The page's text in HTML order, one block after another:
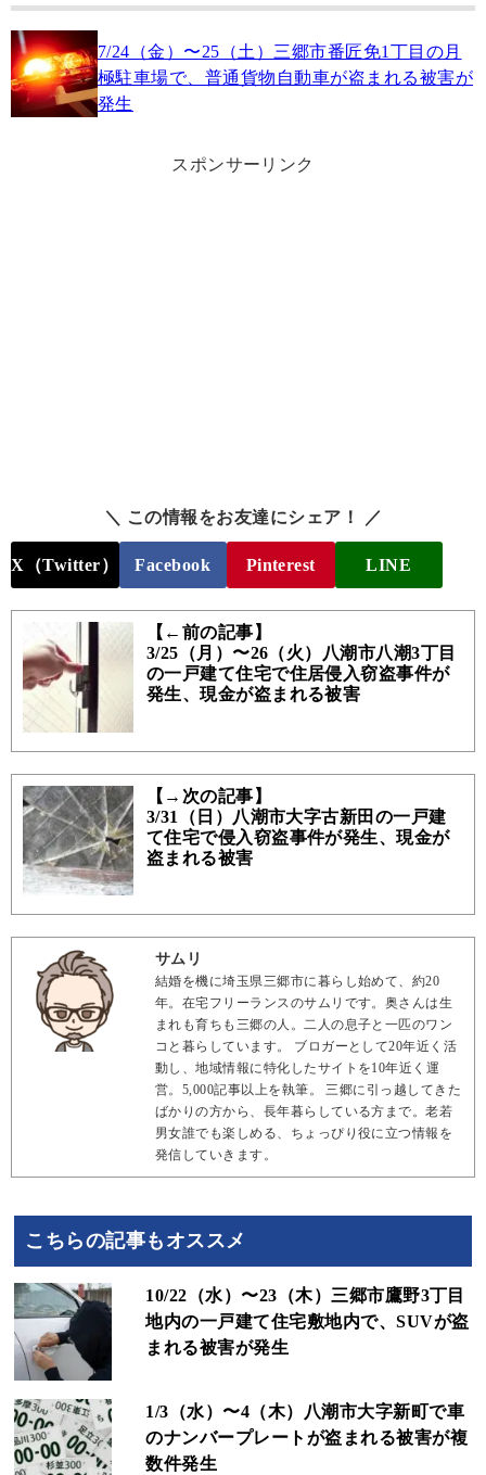
7/24（金）〜25（土）三郷市番匠免1丁目の月
極駐車場で、普通貨物自動車が盗まれる被害が
発生
スポンサーリンク
＼ この情報をお友達にシェア！ ／
X（Twitter） Facebook Pinterest LINE
【←前の記事】
3/25（月）〜26（火）八潮市八潮3丁目
の一戸建て住宅で住居侵入窃盗事件が
発生、現金が盗まれる被害
【→次の記事】
3/31（日）八潮市大字古新田の一戸建
て住宅で侵入窃盗事件が発生、現金が
盗まれる被害
サムリ
結婚を機に埼玉県三郷市に暮らし始めて、約20
年。在宅フリーランスのサムリです。奥さんは生
まれも育ちも三郷の人。二人の息子と一匹のワン
コと暮らしています。 ブロガーとして20年近く活
動し、地域情報に特化したサイトを10年近く運
営。5,000記事以上を執筆。 三郷に引っ越してきた
ばかりの方から、長年暮らしている方まで。老若
男女誰でも楽しめる、ちょっぴり役に立つ情報を
発信していきます。
こちらの記事もオススメ
10/22（水）〜23（木）三郷市鷹野3丁目
地内の一戸建て住宅敷地内で、SUVが盗
まれる被害が発生
1/3（水）〜4（木）八潮市大字新町で車
のナンバープレートが盗まれる被害が複
数件発生